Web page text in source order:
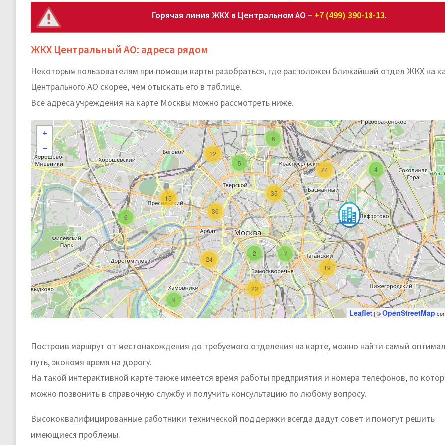
Горячая линия ЖКХ в Центральном АО – +7 (499) 390-18-13.
ЖКХ Центральный АО: адреса рядом
Некоторым пользователям при помощи карты разобраться, где расположен ближайший отдел ЖКХ на
Центрального АО скорее, чем отыскать его в таблице.
Все адреса учреждения на карте Москвы можно рассмотреть ниже.
6
19
6
15
24
12
9
4
22
5
24
36
7
2
35
+
−
Leaflet| ©OpenStreetMap
Построив маршрут от местонахождения до требуемого отделения на карте, можно найти самый
путь, экономя время на дорогу.
На такой интерактивной карте также имеется время работы предприятия и номера телефонов, по
можно позвонить в справочную службу и получить консультацию по любому вопросу.
Высококвалифицированные работники технической поддержки всегда дадут совет и помогут решить
имеющиеся проблемы.